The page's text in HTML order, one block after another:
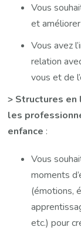
Vous
et
Vous avez
relation
vous et de
> Structures
les
enfance :
Vous
moments
(émotions,
etc.) pour